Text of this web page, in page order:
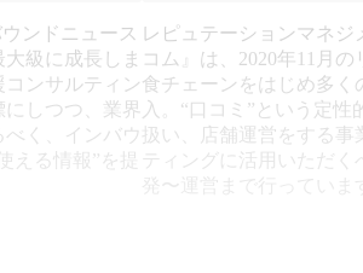
ンドニュース
級に成長しま
ンサルティン
しつつ、業界
く、インバウ
える情報”を提
レピュテーションマネジ
コム』は、2020年11月
食チェーンをはじめ多く
入。“口コミ”という定性
扱い、店舗運営をする事
ティングに活用いただく